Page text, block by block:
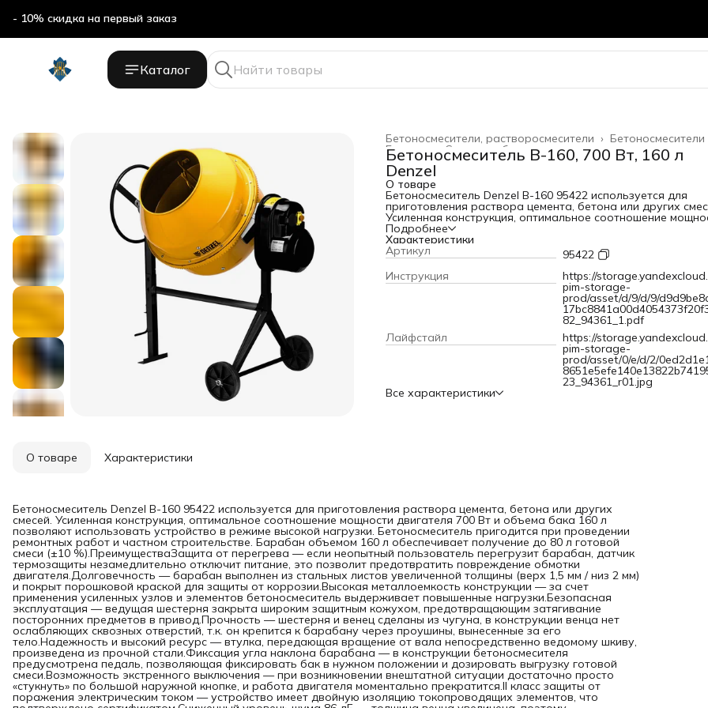
- 10% скидка на первый заказ
Каталог
Бетоносмесители
Бетоносмесители, растворосмесители ›
Силовое оборудование ›
Главная ›
Бетоносмеситель B-160, 700 Вт, 160 л
Denzel
О товаре
Бетоносмеситель Denzel B-160 95422 используется для
приготовления раствора цемента, бетона или других
Усиленная конструкция, оптимальное соотношение
двигателя 700 Вт и объема бака 160 л позволяют
использовать устройство в режиме высокой нагрузки.
Бетоносмеситель пригодится при проведении ремонтных
работ и частном строительстве. Барабан объемом 160 л
обеспечивает получение до 80 л готовой смеси (±10
%).ПреимуществаЗащита от перегрева — если неопытный
пользователь перегрузит барабан, датчик термозащиты
незамедлительно отключит питание, это позволит
предотвратить повреждение обмотки
двигателя.Долговечность — барабан выполнен из
листов увеличенной толщины (верх 1,5 мм / низ 2 мм) и
порошковой краской для защиты от коррозии.Высокая
металлоемкость конструкции — за счет применения
узлов и элементов бетоносмеситель выдерживает
повышенные нагрузки.Безопасная эксплуатация —
шестерня закрыта широким защитным кожухом,
дозировать выгрузку готовой смеси.Возможность
выключения — при возникновении внештатной ситуации
достаточно просто «стукнуть» по большой наружной
работа двигателя моментально прекратится.II класс
от поражения электрическим током — устройство имеет
двойную изоляцию токопроводящих элементов, что
подтверждено сертификатом.Сниженный уровень шума 86
— толщина венца увеличена, поэтому бетоносмеситель
работает тише по сравнению с классическими моделями,
также уменьшается уровень вибраций.Защита от
бак окрашен стойкой порошковой краской, она не
со временем и долго сохраняет первозданный вид.Простое
обслуживание — узел крепления оси барабана легко
разбирается, это значительно упрощает замену
подшипников.Удобная транспортировка — колеса
перемещение бетоносмесителя по строительной
площадке.Степень защиты внутренних узлов IP44 —
закрыт корпусом, кнопки управления — пластиковой
не допускающей попадания строительной пыли и
Подробнее
Характеристики
Артикул
95422
Инструкция
https://
pim-storage-
prod/asset/d/9/d/9/
82_94361_1.pdf
Лайфстайл
https://
pim-storage-
prod/asset/0/e/d/2/
23_94361_r01.jpg
Все характеристики
О товаре Характеристики
Бетоносмеситель Denzel B-160 95422 используется для приготовления раствора цемента, бетона или других
смесей. Усиленная конструкция, оптимальное соотношение мощности двигателя 700 Вт и объема бака 160 л
позволяют использовать устройство в режиме высокой нагрузки. Бетоносмеситель пригодится при проведении
ремонтных работ и частном строительстве. Барабан объемом 160 л обеспечивает получение до 80 л готовой
смеси (±10 %).ПреимуществаЗащита от перегрева — если неопытный пользователь перегрузит барабан, датчик
термозащиты незамедлительно отключит питание, это позволит предотвратить повреждение обмотки
двигателя.Долговечность — барабан выполнен из стальных листов увеличенной толщины (верх 1,5 мм / низ 2 мм)
и покрыт порошковой краской для защиты от коррозии.Высокая металлоемкость конструкции — за счет
применения усиленных узлов и элементов бетоносмеситель выдерживает повышенные нагрузки.Безопасная
эксплуатация — ведущая шестерня закрыта широким защитным кожухом, предотвращающим затягивание
посторонних предметов в привод.Прочность — шестерня и венец сделаны из чугуна, в конструкции венца нет
ослабляющих сквозных отверстий, т.к. он крепится к барабану через проушины, вынесенные за его
тело.Надежность и высокий ресурс — втулка, передающая вращение от вала непосредственно ведомому шкиву,
произведена из прочной стали.Фиксация угла наклона барабана — в конструкции бетоносмесителя
предусмотрена педаль, позволяющая фиксировать бак в нужном положении и дозировать выгрузку готовой
смеси.Возможность экстренного выключения — при возникновении внештатной ситуации достаточно просто
«стукнуть» по большой наружной кнопке, и работа двигателя моментально прекратится.II класс защиты от
поражения электрическим током — устройство имеет двойную изоляцию токопроводящих элементов, что